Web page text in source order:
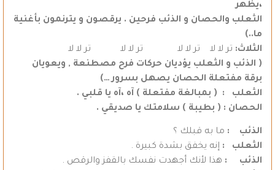
،يظهر
الثعلب والحصان و الذئب فرحين . يرقصون و يترنمون بأغنية
ما..)
الثلاث: تر لا لا تر لا لا تر لا لا تر لا لا
( الذئب و الثعلب يؤديان حركات فرح مصطنعة , ويعويان
برقة مفتعلة الحصان يصهل بسرور …)
الثعلب : ( بمبالغة مفتعلة ) آه ،آه يا قلبي .
الحصان : ( بطيبة ) سلامتك يا صديقي .
الذئب : ما به قبلك ؟
الثعلب : إنه يخفق بشدة كبيرة .
الذئب : هذا لأنك أجهدت نفسك بالقفز والرقص .